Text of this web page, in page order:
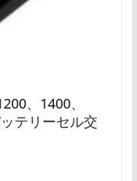
、1400、
テリーセル交